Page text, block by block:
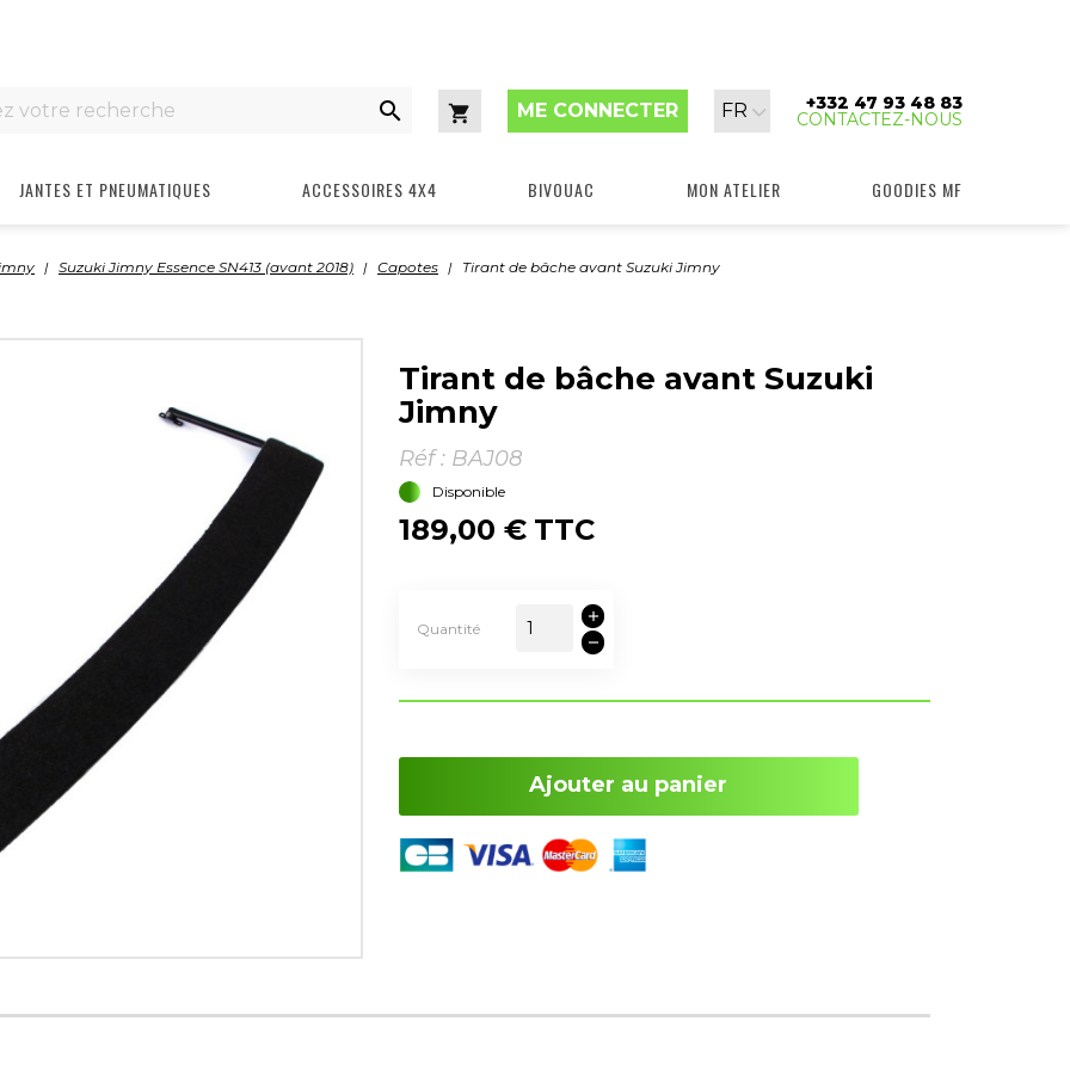

Panier
ME CONNECTER
Langue
:
FR +332 47 93 48 83
CONTACTEZ-NOUS
JANTES ET PNEUMATIQUES ACCESSOIRES 4X4 BIVOUAC MON ATELIER GOODIES MF
Suzuki Jimny Essence SN413 (avant 2018) Capotes Tirant de bâche avant Suzuki Jimny
Tirant de bâche avant Suzuki
Jimny
Réf : BAJ08
Disponible
189,00 € TTC
Quantité
Ajouter au panier